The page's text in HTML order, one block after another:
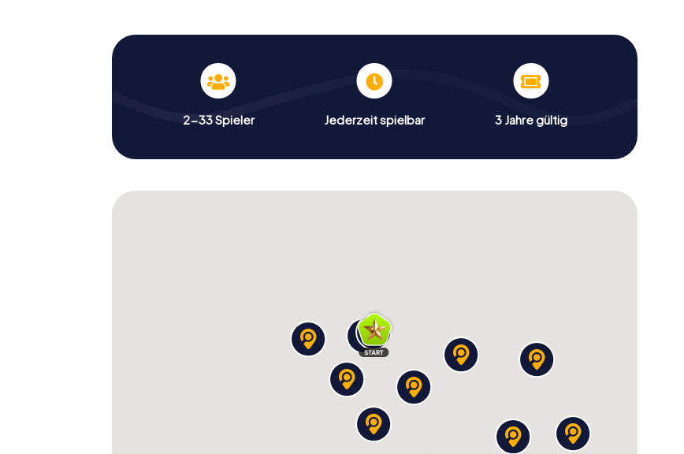
2-33 Spieler Jederzeit spielbar 3 Jahre gültig